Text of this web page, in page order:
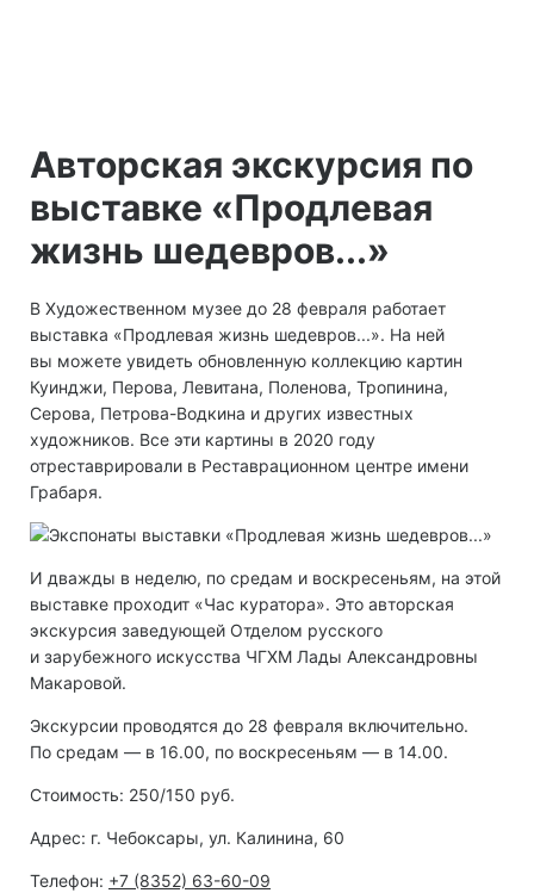
Авторская экскурсия по
выставке «Продлевая
жизнь шедевров...»
В Художественном музее до 28 февраля работает
выставка «Продлевая жизнь шедевров...». На ней
вы можете увидеть обновленную коллекцию картин
Куинджи, Перова, Левитана, Поленова, Тропинина,
Серова, Петрова-Водкина и других известных
художников. Все эти картины в 2020 году
отреставрировали в Реставрационном центре имени
Грабаря.
И дважды в неделю, по средам и воскресеньям, на этой
выставке проходит «Час куратора». Это авторская
экскурсия заведующей Отделом русского
и зарубежного искусства ЧГХМ Лады Александровны
Макаровой.
Экскурсии проводятся до 28 февраля включительно.
По средам — в 16.00, по воскресеньям — в 14.00.
Стоимость: 250/150 руб.
Адрес: г. Чебоксары, ул. Калинина, 60
Телефон: +7 (8352) 63-60-09